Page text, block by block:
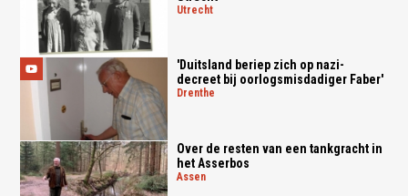
utrecht
'Duitsland beriep zich op nazi-
decreet bij oorlogsmisdadiger Faber'
drenthe
Over de resten van een tankgracht in
het Asserbos
assen